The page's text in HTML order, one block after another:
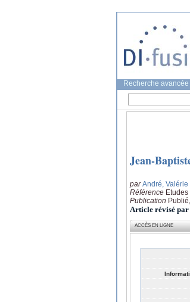
Recherche avancée
Jean-
parAndré, Valérie
Référence
Publication
Article révisé par
ACCÈS EN LIGNE